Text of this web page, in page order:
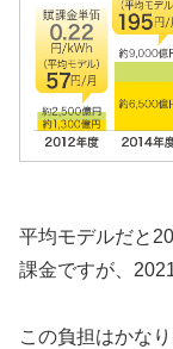
平均モデルだと
課金ですが、
この負担はかな